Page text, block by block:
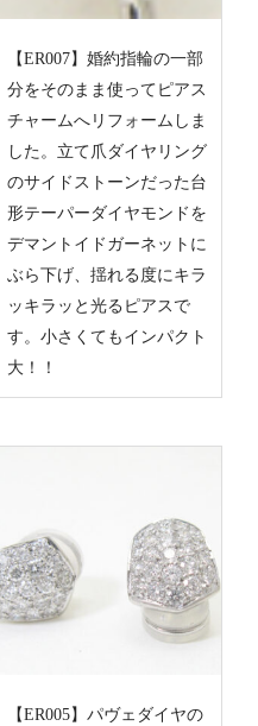
【ER007】婚約指輪の一部
分をそのまま使ってピアス
チャームへリフォームしま
した。立て爪ダイヤリング
のサイドストーンだった台
形テーパーダイヤモンドを
デマントイドガーネットに
ぶら下げ、揺れる度にキラ
ッキラッと光るピアスで
す。小さくてもインパクト
大！！
【ER005】パヴェダイヤの